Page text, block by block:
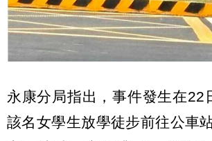
永康分局指出，事件發生在22
該名女學生放學徒步前往公車